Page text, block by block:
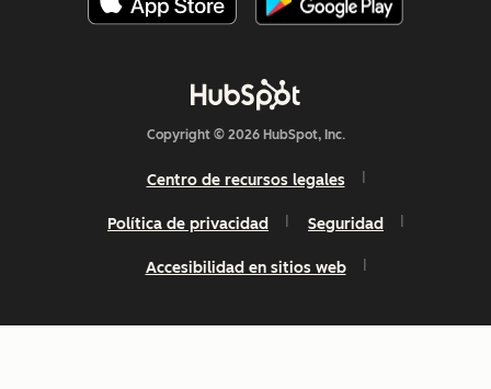
Copyright © 2026 HubSpot, Inc.
Centro de recursos legales
Política de privacidad Seguridad
Accesibilidad en sitios web